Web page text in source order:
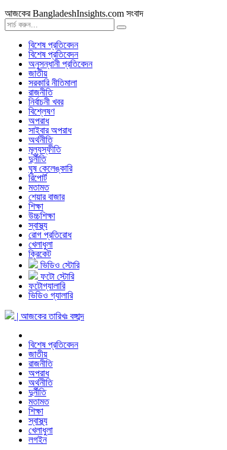
আজকের BangladeshInsights.com সংবাদ
বিশেষ প্রতিবেদন
বিশেষ প্রতিবেদন
অনুসন্ধানী প্রতিবেদন
জাতীয়
সরকারি নীতিমালা
রাজনীতি
নির্বাচনী খবর
বিশ্লেষণ
অপরাধ
সাইবার অপরাধ
অর্থনীতি
মূল্যস্ফীতি
দুর্নীতি
ঘুষ কেলেঙ্কারি
রিপোর্ট
মতামত
শেয়ার বাজার
শিক্ষা
উচ্চশিক্ষা
স্বাস্থ্য
রোগ প্রতিরোধ
খেলাধুলা
ক্রিকেট
ভিডিও স্টোরি
ফটো স্টোরি
ফটোগ্যালারি
ভিডিও গ্যালারি
| আজকের তারিখঃ বঙ্গাব্দ
বিশেষ প্রতিবেদন
জাতীয়
রাজনীতি
অপরাধ
অর্থনীতি
দুর্নীতি
মতামত
শিক্ষা
স্বাস্থ্য
খেলাধুলা
লগইন